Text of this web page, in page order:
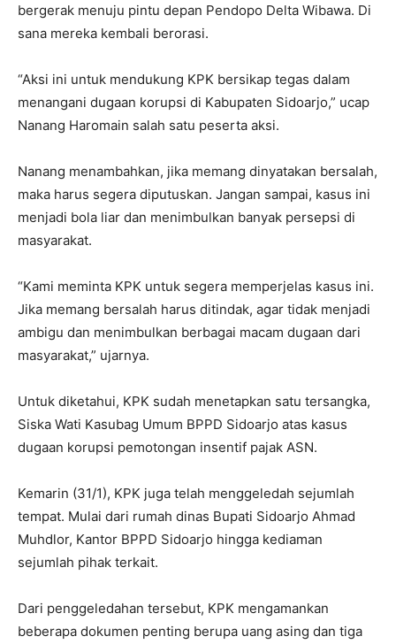
bergerak menuju pintu depan Pendopo Delta Wibawa. Di
sana mereka kembali berorasi.
“Aksi ini untuk mendukung KPK bersikap tegas dalam
menangani dugaan korupsi di Kabupaten Sidoarjo,” ucap
Nanang Haromain salah satu peserta aksi.
Nanang menambahkan, jika memang dinyatakan bersalah,
maka harus segera diputuskan. Jangan sampai, kasus ini
menjadi bola liar dan menimbulkan banyak persepsi di
masyarakat.
“Kami meminta KPK untuk segera memperjelas kasus ini.
Jika memang bersalah harus ditindak, agar tidak menjadi
ambigu dan menimbulkan berbagai macam dugaan dari
masyarakat,” ujarnya.
Untuk diketahui, KPK sudah menetapkan satu tersangka,
Siska Wati Kasubag Umum BPPD Sidoarjo atas kasus
dugaan korupsi pemotongan insentif pajak ASN.
Kemarin (31/1), KPK juga telah menggeledah sejumlah
tempat. Mulai dari rumah dinas Bupati Sidoarjo Ahmad
Muhdlor, Kantor BPPD Sidoarjo hingga kediaman
sejumlah pihak terkait.
Dari penggeledahan tersebut, KPK mengamankan
beberapa dokumen penting berupa uang asing dan tiga